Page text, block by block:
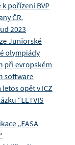
k pořízení BVP
ČR.
2023
Juniorské
olympiády
při evropském
software
opět v ICZ
“LETVIS
„EASA